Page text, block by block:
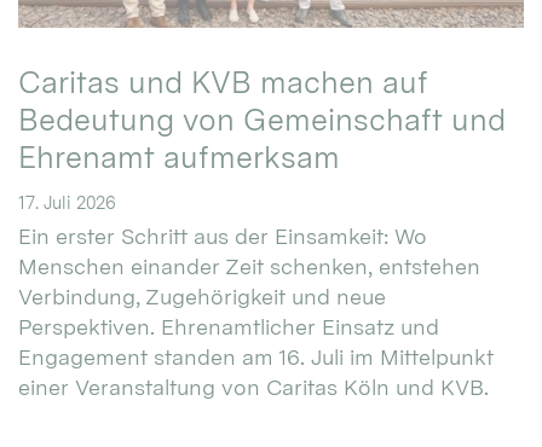
Caritas und KVB machen auf
Bedeutung von Gemeinschaft und
Ehrenamt aufmerksam
17. Juli 2026
Ein erster Schritt aus der Einsamkeit: Wo
Menschen einander Zeit schenken, entstehen
Verbindung, Zugehörigkeit und neue
Perspektiven. Ehrenamtlicher Einsatz und
Engagement standen am 16. Juli im Mittelpunkt
einer Veranstaltung von Caritas Köln und KVB.